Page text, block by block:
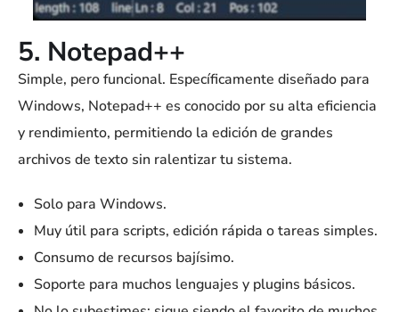
5. Notepad++
Simple, pero funcional. Específicamente diseñado para
Windows, Notepad++ es conocido por su alta eficiencia
y rendimiento, permitiendo la edición de grandes
archivos de texto sin ralentizar tu sistema.
Solo para Windows.
Muy útil para scripts, edición rápida o tareas simples.
Consumo de recursos bajísimo.
Soporte para muchos lenguajes y plugins básicos.